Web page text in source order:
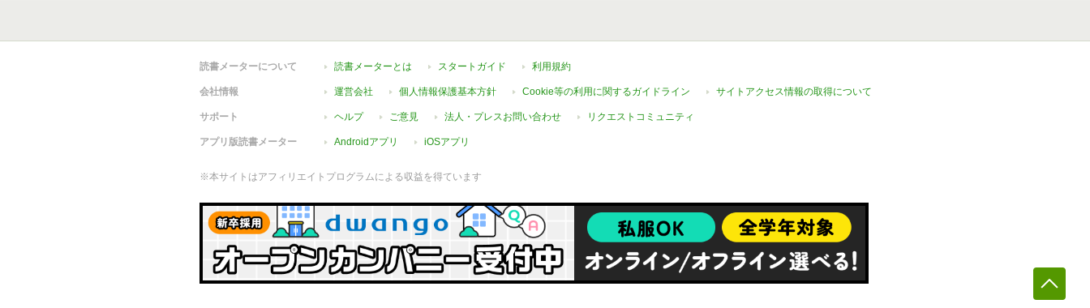
読書メーターについて 読書メーターとは スタートガイド 利用規約
会社情報 運営会社 個人情報保護基本方針 Cookie等の利用に関するガイドライン サイトアクセス情報の取得について
サポート ヘルプ ご意見 法人・プレスお問い合わせ リクエストコミュニティ
アプリ版読書メーター Androidアプリ iOSアプリ
※本サイトはアフィリエイトプログラムによる収益を得ています